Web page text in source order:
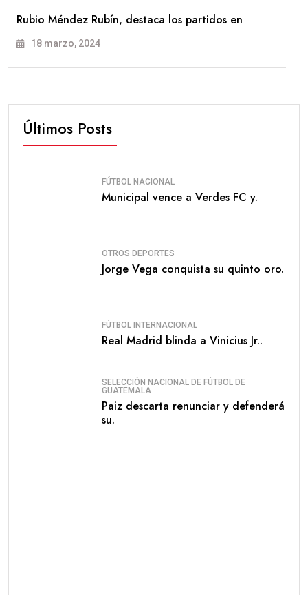
Rubio Méndez Rubín, destaca los partidos en
18 marzo, 2024
Últimos Posts
FÚTBOL NACIONAL
Municipal vence a Verdes FC y.
OTROS DEPORTES
Jorge Vega conquista su quinto oro.
FÚTBOL INTERNACIONAL
Real Madrid blinda a Vinicius Jr..
SELECCIÓN NACIONAL DE FÚTBOL DE
GUATEMALA
Paiz descarta renunciar y defenderá
su.